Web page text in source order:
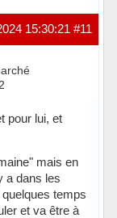
#11
15:30:21
pour lui, et
mais en
a dans les
temps
et va être à